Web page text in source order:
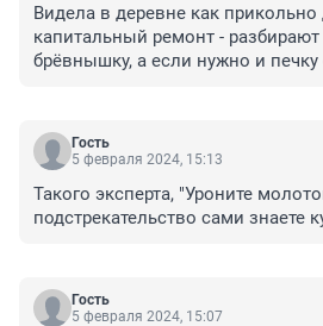
Видела в деревне как
капитальный ремонт -
брёвнышку, а если нужно и печку
домом. И собирается избушка
"историческая ценность". Сгнило
тому, что дороги и "исторические
Гость
5 февраля 2024, 15:13
Такого эксперта, "Уроните
подстрекательство сами знаете
Гость
5 февраля 2024, 15:07